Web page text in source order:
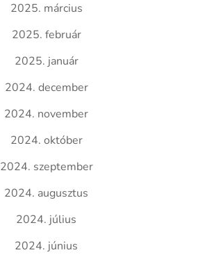
2025. március
2025. február
2025. január
2024. december
2024. november
2024. október
2024. szeptember
2024. augusztus
2024. július
2024. június